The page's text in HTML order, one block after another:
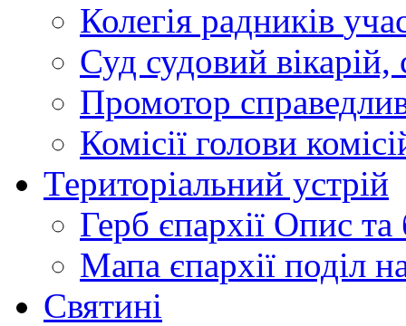
Колегія радників
Суд судовий вікарій,
Промотор
Комісії голови
Територіальний устрій
Герб єпархії Опис та
Мапа єпархії поділ
Святині